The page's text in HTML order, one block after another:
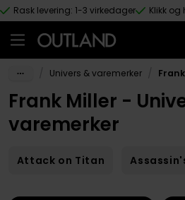
Hopp til hovedinnhold
Rask levering: 1-3 virkedager Klikk og
Univers & varemerker
Frank Miller -
varemerker
Attack on Titan